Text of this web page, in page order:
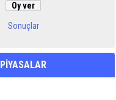
Sonuçlar
PİYASALAR